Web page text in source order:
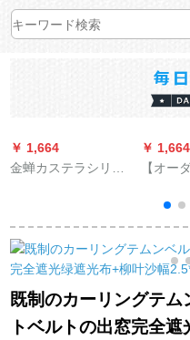
￥ 1,664
金蝉カステラシリー
リーズ既制カーリン
グリングのテーリン
グリングリングリン
グリングのテーリン
グリングリングリン
グリングリングリン
￥ 1,664
【オー
タジオ
ン専门
既制のカーリングテ
トベルトの出窓完全